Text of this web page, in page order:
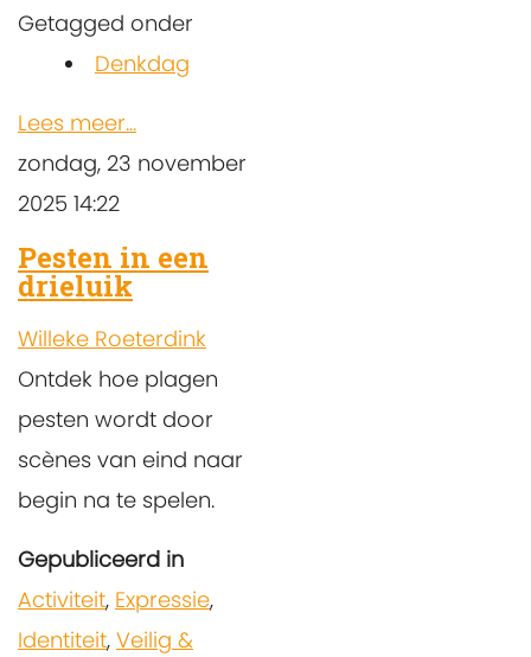
Getagged onder
Denkdag
Lees meer...
zondag, 23 november
2025 14:22
Pesten in een
drieluik
Willeke Roeterdink
Ontdek hoe plagen
pesten wordt door
scènes van eind naar
begin na te spelen.
Gepubliceerd in
Activiteit, Expressie,
Identiteit, Veilig &